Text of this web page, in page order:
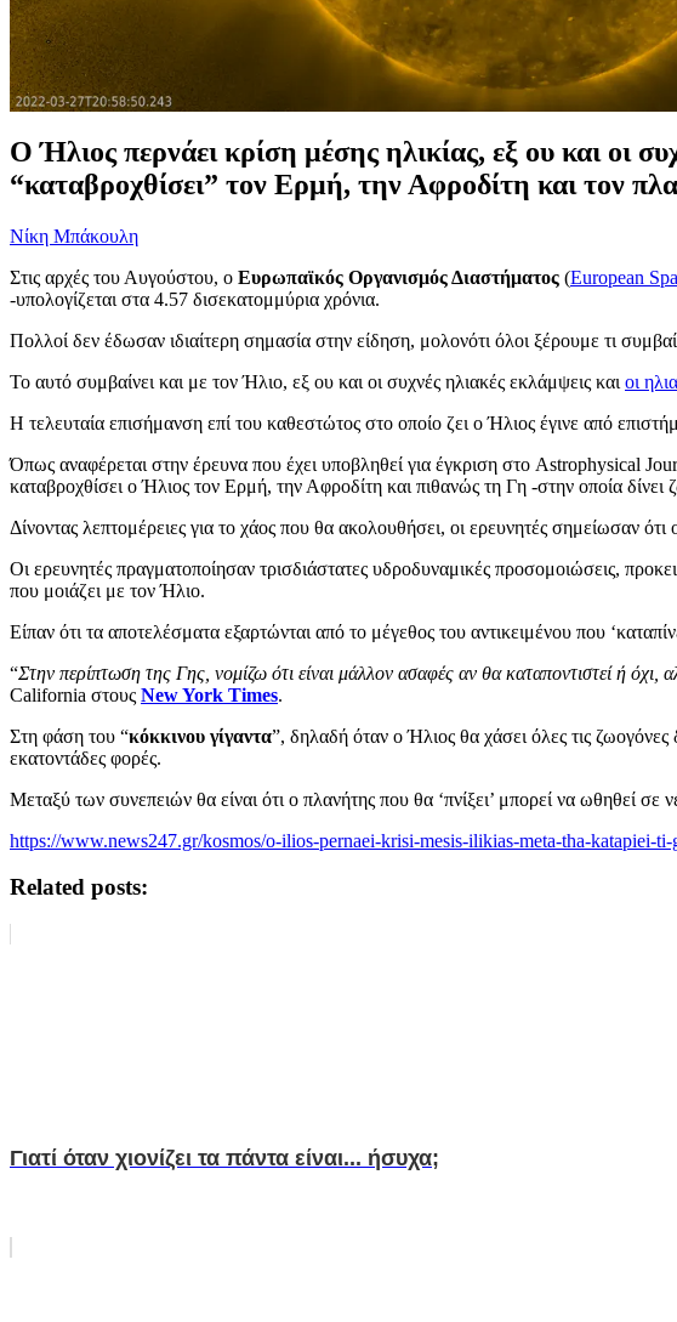
Ο Ήλιος περνάει κρίση μέσης ηλικίας, εξ ου και οι
“καταβροχθίσει” τον Ερμή, την Αφροδίτη και τον
Νίκη Μπάκουλη
Στις αρχές του Αυγούστου, ο Ευρωπαϊκός Οργανισμός Διαστήματος (European
-υπολογίζεται στα 4.57 δισεκατομμύρια χρόνια.
Πολλοί δεν έδωσαν ιδιαίτερη σημασία στην είδηση, μολονότι όλοι ξέρουμε τι
Το αυτό συμβαίνει και με τον Ήλιο, εξ ου και οι συχνές ηλιακές εκλάμψεις και οι
Η τελευταία επισήμανση επί του καθεστώτος στο οποίο ζει ο Ήλιος έγινε από
Όπως αναφέρεται στην έρευνα που έχει υποβληθεί για έγκριση στο Astrophysical
καταβροχθίσει ο Ήλιος τον Ερμή, την Αφροδίτη και πιθανώς τη Γη -στην οποία
Δίνοντας λεπτομέρειες για το χάος που θα ακολουθήσει, οι ερευνητές σημείωσαν
Οι ερευνητές πραγματοποίησαν τρισδιάστατες υδροδυναμικές προσομοιώσεις,
που μοιάζει με τον Ήλιο.
Είπαν ότι τα αποτελέσματα εξαρτώνται από το μέγεθος του αντικειμένου που
“Στην περίπτωση της Γης, νομίζω ότι είναι μάλλον ασαφές αν θα καταποντιστεί ή όχι,
California στους New York Times.
Στη φάση του “κόκκινου γίγαντα”, δηλαδή όταν ο Ήλιος θα χάσει όλες τις
εκατοντάδες φορές.
Μεταξύ των συνεπειών θα είναι ότι ο πλανήτης που θα ‘πνίξει’ μπορεί να ωθηθεί
https://www.news247.gr/kosmos/o-ilios-pernaei-krisi-mesis-ilikias-meta-tha-katapiei-
Related posts:
Γιατί όταν χιονίζει τα πάντα είναι... ήσυχα;